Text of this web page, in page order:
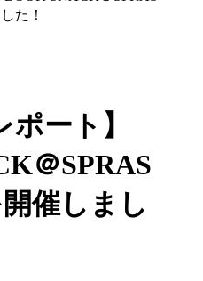
た！
ポート】
＠SPRAS
催しまし